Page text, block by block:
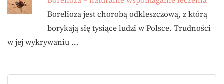
Borelioza jest chorobą odkleszczową, z którą
borykają się tysiące ludzi w Polsce. Trudności
w jej wykrywaniu …